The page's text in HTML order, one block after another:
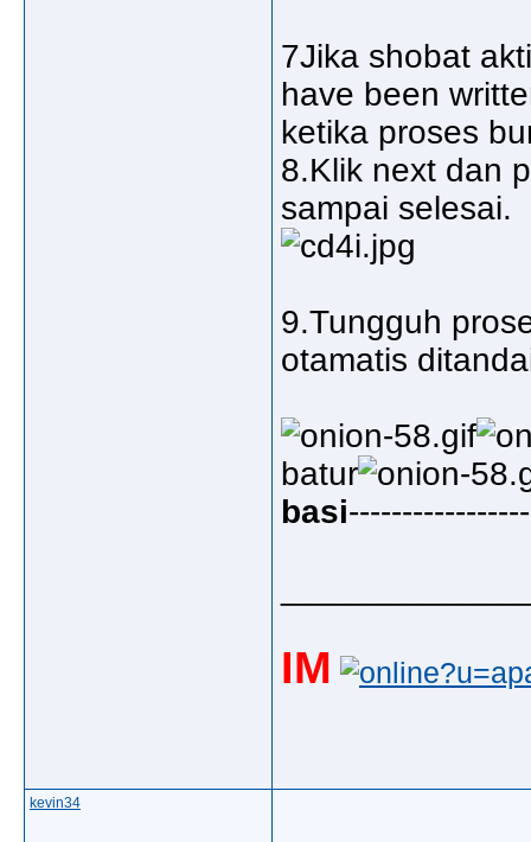
7Jika shobat
have been
ketika proses
8.Klik next dan
sampai selesai.
9.Tungguh
otamatis
batur
basi
IM
kevin34